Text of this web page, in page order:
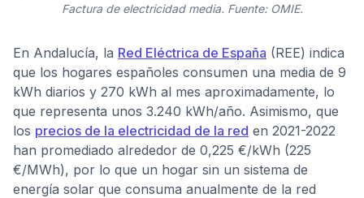
Factura de electricidad media. Fuente: OMIE.
En Andalucía, la Red Eléctrica de España (REE) indica
que los hogares españoles consumen una media de 9
kWh diarios y 270 kWh al mes aproximadamente, lo
que representa unos 3.240 kWh/año. Asimismo, que
los precios de la electricidad de la red en 2021-2022
han promediado alrededor de 0,225 €/kWh (225
€/MWh), por lo que un hogar sin un sistema de
energía solar que consuma anualmente de la red